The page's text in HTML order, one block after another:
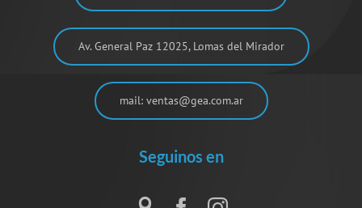
Av. General Paz 12025, Lomas del Mirador
mail: ventas@gea.com.ar
Seguinos en